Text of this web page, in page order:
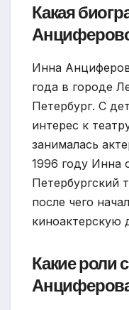
Какая
Инна
года в городе
Петербург. С
интерес к
занималась
1996 году Инна
Петербургский
после чего
киноактерскую
Какие роли